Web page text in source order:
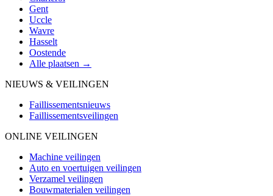
Gent
Uccle
Wavre
Hasselt
Oostende
Alle plaatsen →
NIEUWS & VEILINGEN
Faillissementsnieuws
Faillissementsveilingen
ONLINE VEILINGEN
Machine veilingen
Auto en voertuigen veilingen
Verzamel veilingen
Bouwmaterialen veilingen